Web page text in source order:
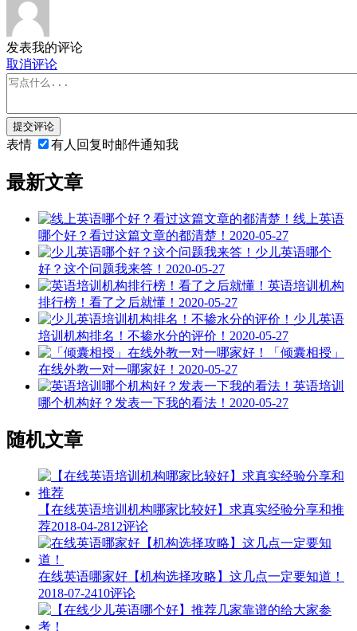
发表我的评论
取消评论
提交评论
表情 有人回复时邮件通知我
最新文章
线上英语
哪个好？看过这篇文章的都清楚！ 2020-05-27
少儿英语哪个
好？这个问题我来答！ 2020-05-27
英语培训机构
排行榜！看了之后就懂！ 2020-05-27
少儿英语
培训机构排名！不掺水分的评价！ 2020-05-27
「倾囊相授」
在线外教一对一哪家好！ 2020-05-27
英语培训
哪个机构好？发表一下我的看法！ 2020-05-27
随机文章
【在线英语培训机构哪家比较好】求真实经验分享和推
荐2018-04-2812评论
在线英语哪家好【机构选择攻略】这几点一定要知道！
2018-07-2410评论